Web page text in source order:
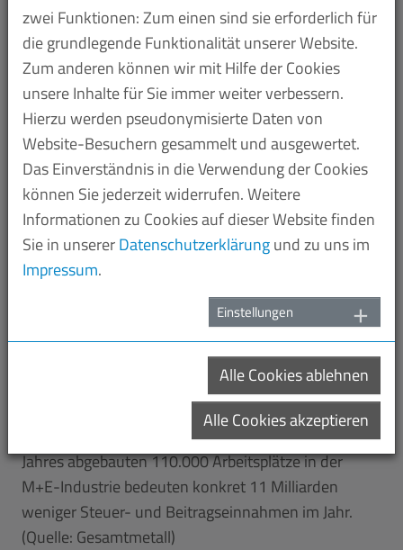
Dramatik, in welcher die deutsche Wirtschaft steckt.
Auch für die nächsten Monate ist angesichts
schwacher Neuaufträge und Frühindikatoren keine
Trendwende zu erwarten, sodass in der M+E-
Industrie das zehnte Rezessionsquartal in Folge
droht.” Der Standort sei durch überbordende Kosten
und groteske Bürokratie nachhaltig geschädigt. Das
löse man nicht durch gutes Zureden, sondern durch
mutige Reformen und entschiedenes politisches
Handeln. „Der Anstieg der Sozialabgaben muss
gestoppt, ein Industriestrompreis eingeführt, zu
Technologieoffenheit zurückgekehrt und Bürokratie
auch gegen manche Widerstände endlich spürbar
abgebaut werden. Denn ohne stabile Wirtschaft gibt
es keine stabile Regierung”, so Zander. Er erinnerte
daran, dass jeder abgebaute Arbeitsplatz in der
Industrie den politischen Gestaltungsspielraum
nachhaltig verringere. Allein die innerhalb eines
Jahres abgebauten 110.000 Arbeitsplätze in der
M+E-Industrie bedeuten konkret 11 Milliarden
weniger Steuer- und Beitragseinnahmen im Jahr.
(Quelle: Gesamtmetall)
zwei Funktionen: Zum einen sind sie erforderlich für
die grundlegende Funktionalität unserer Website.
Zum anderen können wir mit Hilfe der Cookies
unsere Inhalte für Sie immer weiter verbessern.
Hierzu werden pseudonymisierte Daten von
Website-Besuchern gesammelt und ausgewertet.
Das Einverständnis in die Verwendung der Cookies
können Sie jederzeit widerrufen. Weitere
Informationen zu Cookies auf dieser Website finden
Sie in unsererDatenschutzerklärungund zu uns im
Impressum.
Einstellungen
Alle Cookies ablehnen
Alle Cookies akzeptieren